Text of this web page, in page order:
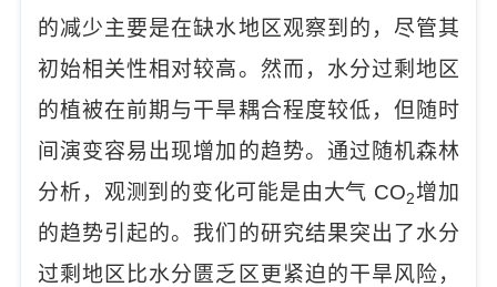
的减少主要是在缺水地区观察到的，尽管其
初始相关性相对较高。然而，水分过剩地区
的植被在前期与干旱耦合程度较低，但随时
间演变容易出现增加的趋势。通过随机森林
分析，观测到的变化可能是由大气 CO2增加
的趋势引起的。我们的研究结果突出了水分
过剩地区比水分匮乏区更紧迫的干旱风险，